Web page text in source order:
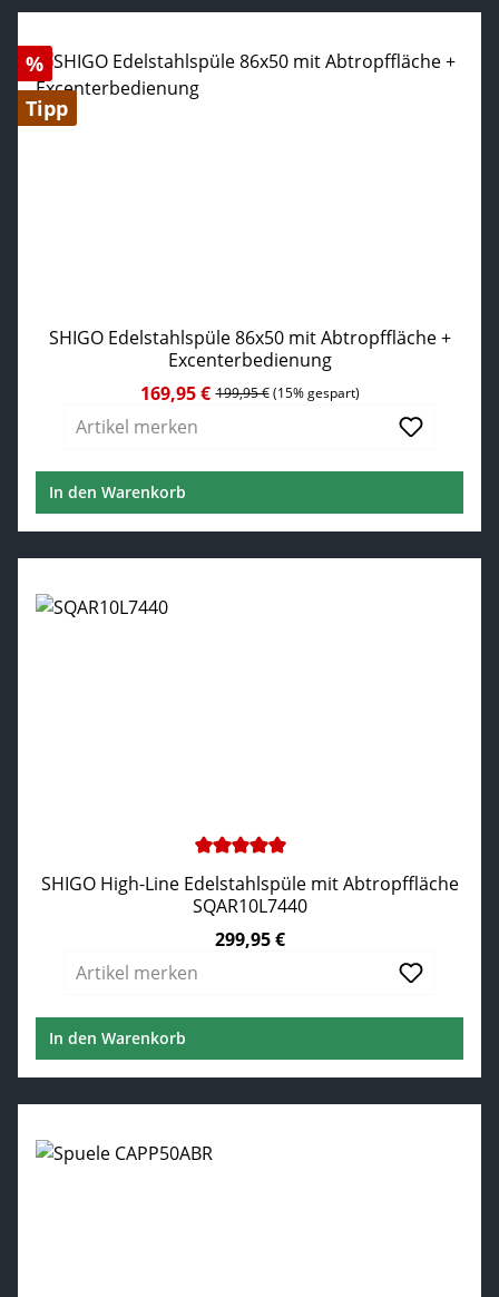
Rabatt
%
Tipp
SHIGO Edelstahlspüle 86x50 mit Abtropffläche +
Excenterbedienung
Verkaufspreis:169,95 € Regulärer Preis:
199,95 € (15% gespart)
Artikel merken
In den Warenkorb
Durchschnittliche Bewertung von 5 von 5 Sternen
SHIGO High-Line Edelstahlspüle mit Abtropffläche
SQAR10L7440
299,95 €
Artikel merken
In den Warenkorb